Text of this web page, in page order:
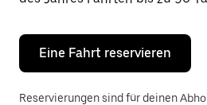
Escape-
um
den
Kalender
schließen.
Eine Fahrt reservieren
Reservierungen sind für deinen